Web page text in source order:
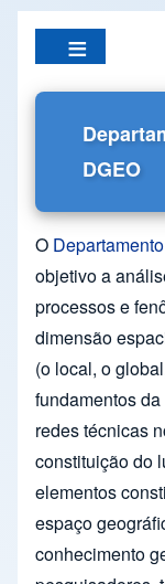
DGEO
O
objetivo a
processos e
dimensão
(o local, o
fundamentos
redes técnicas
constituição do
elementos
espaço
conhecimento